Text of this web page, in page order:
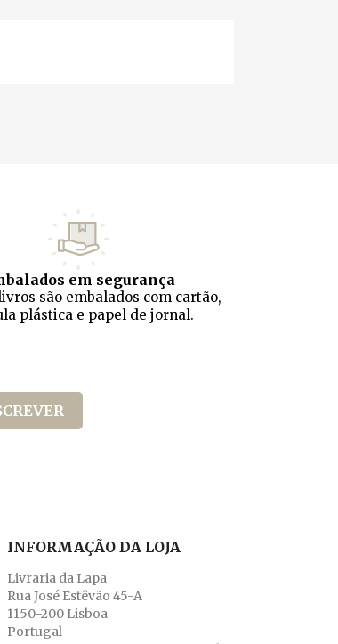
em segurança
são embalados com cartão,
plástica e papel de jornal.
INFORMAÇÃO DA LOJA
Livraria da Lapa
Rua José Estêvão 45-A
1150-200 Lisboa
Portugal